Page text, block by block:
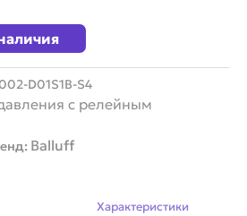
D01S1B-S4
с релейным
Balluff
Характеристики